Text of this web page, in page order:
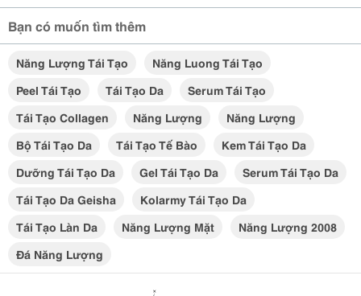
Bạn có muốn tìm thêm
Năng Lượng Tái Tạo
Năng Luong Tái Tạo
Peel Tái Tạo
Tái Tạo Da
Serum Tái Tạo
Tái Tạo Collagen
Năng Lượng
Năng Lượng
Bộ Tái Tạo Da
Tái Tạo Tế Bào
Kem Tái Tạo Da
Dưỡng Tái Tạo Da
Gel Tái Tạo Da
Serum Tái Tạo Da
Tái Tạo Da Geisha
Kolarmy Tái Tạo Da
Tái Tạo Làn Da
Năng Lượng Mặt
Năng Lượng 2008
Đá Năng Lượng